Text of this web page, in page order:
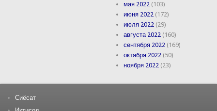
мая 2022 (103)
июня 2022 (172)
июля 2022 (29)
августа 2022 (160)
сентября 2022 (169)
октября 2022 (50)
ноября 2022 (23)
Сиёсат